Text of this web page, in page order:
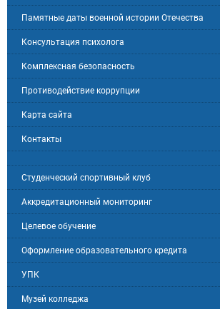
Памятные даты военной истории Отечества
Консультация психолога
Комплексная безопасность
Противодействие коррупции
Карта сайта
Контакты
Студенческий спортивный клуб
Аккредитационный мониторинг
Целевое обучение
Оформление образовательного кредита
УПК
Музей колледжа